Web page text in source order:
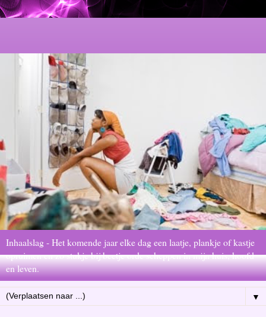
Inhaalslag - Het komende jaar elke dag een laatje, plankje of kastje
opruimen en zo stukje bij beetje orde scheppen in mijn huis, hoofd
en leven.
▼